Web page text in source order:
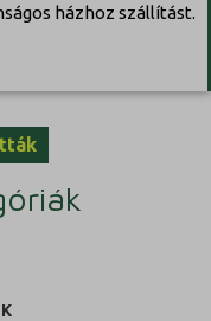
házhoz szállítást.